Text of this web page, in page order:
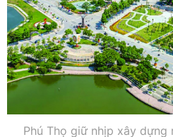
Phú Thọ giữ nhịp xây dựng